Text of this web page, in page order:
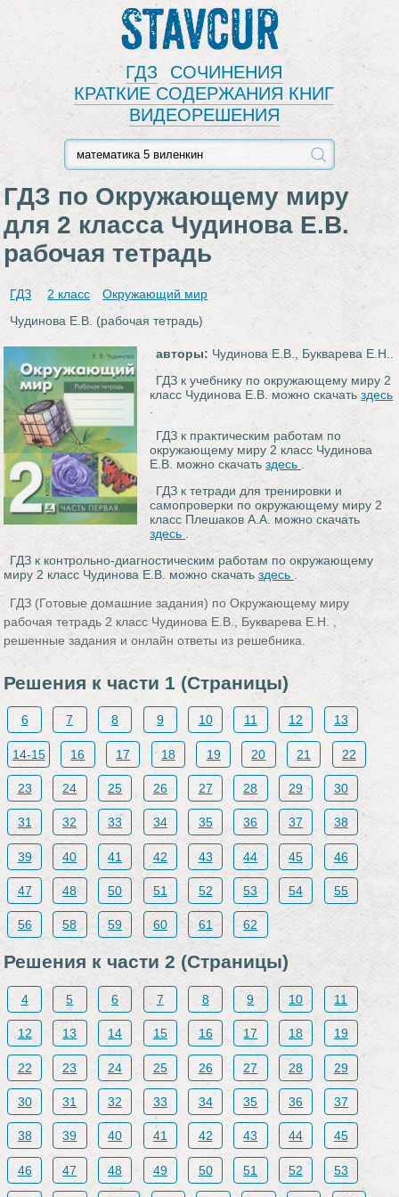
Stavcur
ГДЗ
СОЧИНЕНИЯ
КРАТКИЕ СОДЕРЖАНИЯ КНИГ
ВИДЕОРЕШЕНИЯ
ГДЗ по Окружающему миру
для 2 класса Чудинова Е.В.
рабочая тетрадь
ГДЗ 2 класс
Окружающий мир
Чудинова Е.В. (рабочая тетрадь)
авторы: Чудинова Е.В., Букварева Е.Н..
ГДЗ к учебнику по окружающему миру 2
класс Чудинова Е.В. можно скачатьздесь
ГДЗ к практическим работам по
окружающему миру 2 класс Чудинова
Е.В. можно скачатьздесь
ГДЗ к тетради для тренировки и
самопроверки по окружающему миру 2
класс Плешаков А.А. можно скачать
здесь
ГДЗ к контрольно-диагностическим работам по окружающему
миру 2 класс Чудинова Е.В. можно скачатьздесь
ГДЗ (Готовые домашние задания) по Окружающему миру
рабочая тетрадь 2 класс Чудинова Е.В., Букварева Е.Н. ,
решенные задания и онлайн ответы из решебника.
Решения к части 1 (Страницы)
6 7 8 9 10 11 12 13
14-15 16 17 18 19 20 21 22
23 24 25 26 27 28 29 30
31 32 33 34 35 36 37 38
39 40 41 42 43 44 45 46
47 48 50 51 52 53 54 55
56 58 59 60 61 62
Решения к части 2 (Страницы)
4 5 6 7 8 9 10 11
12 13 14 15 16 17 18 19
22 23 24 25 26 27 28 29
30 31 32 33 34 35 36 37
38 39 40 41 42 43 44 45
46 47 48 49 50 51 52 53